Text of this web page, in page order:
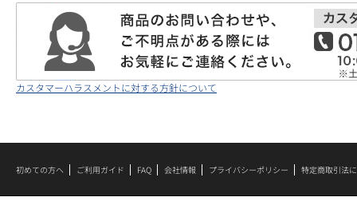
カスタマーハラスメントに対する方針について
初めての方へ ご利用ガイド FAQ 会社情報 プライバシーポリシー 特定商取引法